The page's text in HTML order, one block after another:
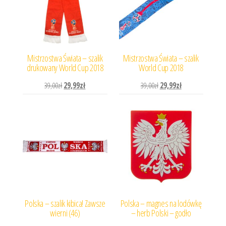
Mistrzostwa Świata – szalik
drukowany World Cup 2018
39,00złPierwotna cena wynosiła: 39,00zł.
29,99złAktualna cena wynosi: 29,99zł.
Mistrzostwa Świata – szalik
World Cup 2018
39,00zł Pierwotna cena wynosiła:
29,99złAktualna cena
Polska – szalik kibica! Zawsze
wierni (46)
Polska – magnes na lodówkę
– herb Polski – godło